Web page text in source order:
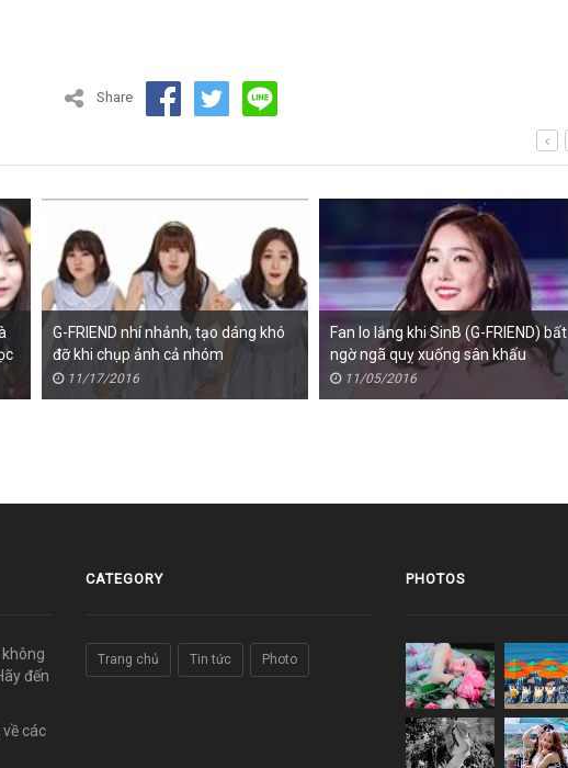
Share
G-FRIEND nhí nhảnh, tạo dáng khó
đỡ khi chụp ảnh cả nhóm
11/17/2016
Fan lo lắng khi SinB (G-FRIEND) bất
ngờ ngã quỵ xuống sân khấu
11/05/2016
đến
về các
CATEGORY
Trang chủ Tin tức Photo
PHOTOS